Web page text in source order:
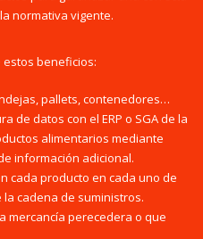
normativa vigente.
beneficios:
pallets, contenedores…
de datos con el ERP o SGA de la
alimentarios mediante
información adicional.
cada producto en cada uno de
cadena de suministros.
mercancía perecedera o que